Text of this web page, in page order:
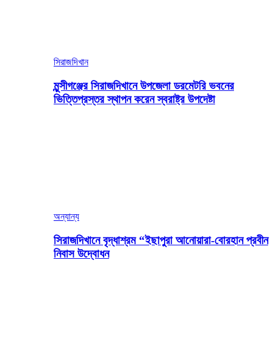
সিরাজদিখান
মুন্সীগঞ্জের সিরাজদিখানে উপজেলা ডরমেটরি ভবনের
ভিত্তিপ্রস্তর স্থাপন করেন স্বরাষ্ট্র উপদেষ্টা
অন্যান্য
সিরাজদিখানে বৃদ্ধাশ্রম “ইছাপুরা আনোয়ারা-বোরহান প্রবীন
নিবাস উদ্বোধন